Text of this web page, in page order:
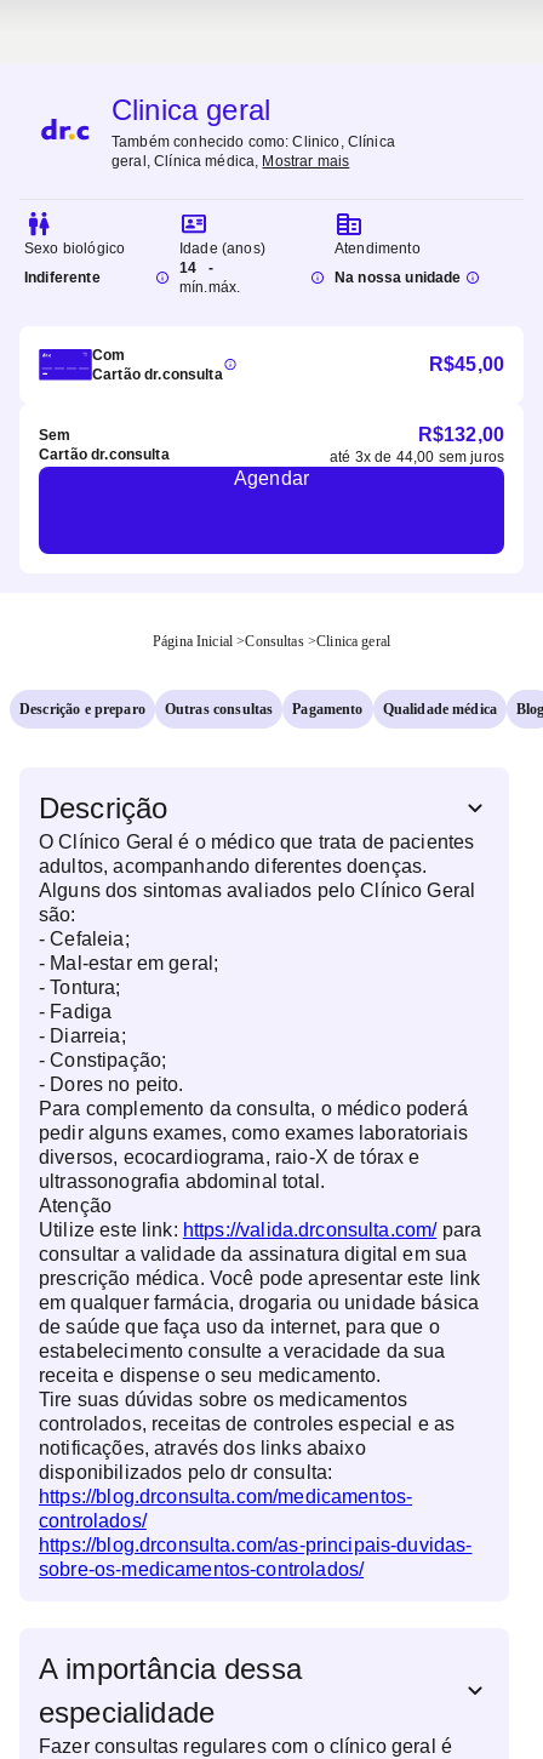
Clinica geral
Também conhecido como:Clinico, Clínica
geral, Clínica médica, Mostrar mais
Sexo biológico
Indiferente
Idade (anos)
14
mín.
-
máx.
Atendimento
Na nossa unidade
Com
Cartão dr.consulta
R$45,00
Sem
Cartão dr.consulta
R$132,00
até 3x de 44,00 sem juros
Agendar
Página Inicial >Consultas >Clinica geral
Descrição e preparo Outras consultas Pagamento Qualidade médica
Descrição
O Clínico Geral é o médico que trata de pacientes
adultos, acompanhando diferentes doenças.
Alguns dos sintomas avaliados pelo Clínico Geral
são:
- Cefaleia;
- Mal-estar em geral;
- Tontura;
- Fadiga
- Diarreia;
- Constipação;
- Dores no peito.
Para complemento da consulta, o médico poderá
pedir alguns exames, como exames laboratoriais
diversos, ecocardiograma, raio-X de tórax e
ultrassonografia abdominal total.
Atenção
Utilize este link: https://valida.drconsulta.com/para
consultar a validade da assinatura digital em sua
prescrição médica. Você pode apresentar este link
em qualquer farmácia, drogaria ou unidade básica
de saúde que faça uso da internet, para que o
estabelecimento consulte a veracidade da sua
receita e dispense o seu medicamento.
Tire suas dúvidas sobre os medicamentos
controlados, receitas de controles especial e as
notificações, através dos links abaixo
disponibilizados pelo dr consulta:
https://blog.drconsulta.com/medicamentos-
controlados/
https://blog.drconsulta.com/as-principais-duvidas-
sobre-os-medicamentos-controlados/
A importância dessa
especialidade
Fazer consultas regulares com o clínico geral é